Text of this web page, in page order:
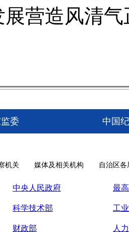
营造风清
委 中国
机关 媒体及相关机构 自治区
中央人民政府 最
科学技术部 工
财政部 人